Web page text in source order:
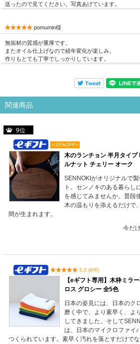
送ったので見てください。写真あげています。
pomumin様
無垢材の質感が重厚です。
またオイル仕上げなので経年変化が楽しみ。
作りもとても丁寧でしっかりしています。
関連商品
9位
<10%OFF>
木のランチョン 半月タイ
ルナット チェリー オーク
SENNOKIがオリジナルで
ト。センノキのある暮らし
を感じてみませんか。普段
木の温もりを添えるだけで
間が生まれます。
今だ
5.0 (9件)
【eギフト専用】木枠ミラ
ロス グロシー 全5色
日本の姿見には、日本のク
磨く中で、より素早く、よ
してきました。そして
は、日本のマイクロファイ
つくられています。素早く汚れを落とすだけで